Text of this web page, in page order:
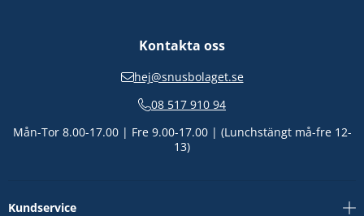
Kontakta oss
hej@snusbolaget.se
08 517 910 94
Mån-Tor 8.00-17.00 | Fre 9.00-17.00 | (Lunchstängt må-fre 12-
13)
Kundservice